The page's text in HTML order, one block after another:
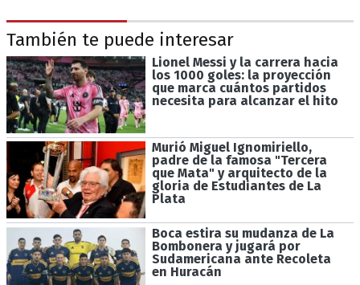
También te puede interesar
Lionel Messi y la carrera hacia
los 1000 goles: la proyección
que marca cuántos partidos
necesita para alcanzar el hito
Murió Miguel Ignomiriello,
padre de la famosa "Tercera
que Mata" y arquitecto de la
gloria de Estudiantes de La
Plata
Boca estira su mudanza de La
Bombonera y jugará por
Sudamericana ante Recoleta
en Huracán